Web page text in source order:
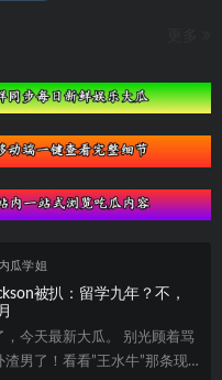
瓜学姐
被扒：留学九年？不，
，今天最新大瓜。 别光顾着骂
男了！看看”王水牛”那条现